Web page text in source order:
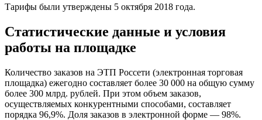
Тарифы были утверждены 5 октября 2018 года.
Статистические данные и условия
работы на площадке
Количество заказов на ЭТП Россети (электронная торговая
площадка) ежегодно составляет более 30 000 на общую сумму
более 300 млрд. рублей. При этом объем заказов,
осуществляемых конкурентными способами, составляет
порядка 96,9%. Доля заказов в электронной форме — 98%.